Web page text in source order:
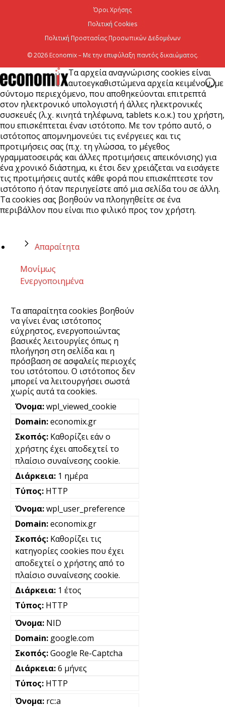
Όροι Χρήσης
Πολιτική Cookies
Πολιτική Προστασίας Προσωπικών Δεδομένων
© 2026 Economix – Με την επιφύλαξη παντός δικαιώματος.
Τα αρχεία αναγνώρισης cookies είναι
αυτοεγκαθιστώμενα αρχεία κειμένου, με
σύντομο περιεχόμενο, που αποθηκεύονται επιτρεπτά
στον ηλεκτρονικό υπολογιστή ή άλλες ηλεκτρονικές
συσκευές (λ.χ. κινητά τηλέφωνα, tablets κ.ο.κ.) του χρήστη,
που επισκέπτεται έναν ιστότοπο. Με τον τρόπο αυτό, ο
ιστότοπος απομνημονεύει τις ενέργειες και τις
προτιμήσεις σας (π.χ. τη γλώσσα, το μέγεθος
γραμματοσειράς και άλλες προτιμήσεις απεικόνισης) για
ένα χρονικό διάστημα, κι έτσι δεν χρειάζεται να εισάγετε
τις προτιμήσεις αυτές κάθε φορά που επισκέπτεστε τον
ιστότοπο ή όταν περιηγείστε από μια σελίδα του σε άλλη.
Τα cookies σας βοηθούν να πλοηγηθείτε σε ένα
περιβάλλον που είναι πιο φιλικό προς τον χρήστη.
Απαραίτητα
Μονίμως
Ενεργοποιημένα
Τα απαραίτητα cookies βοηθούν
να γίνει ένας ιστότοπος
εύχρηστος, ενεργοποιώντας
βασικές λειτουργίες όπως η
πλοήγηση στη σελίδα και η
πρόσβαση σε ασφαλείς περιοχές
του ιστότοπου. Ο ιστότοπος δεν
μπορεί να λειτουργήσει σωστά
χωρίς αυτά τα cookies.
wpl_viewed_cookie
economix.gr
Καθορίζει εάν ο
χρήστης έχει αποδεχτεί το
πλαίσιο συναίνεσης cookie.
1 ημέρα
HTTP
wpl_user_preference
economix.gr
Καθορίζει τις
κατηγορίες cookies που έχει
αποδεχτεί ο χρήστης από το
πλαίσιο συναίνεσης cookie.
1 έτος
HTTP
NID
google.com
Google Re-Captcha
6 μήνες
HTTP
rc::a